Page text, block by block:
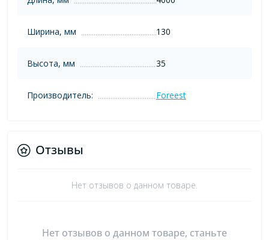
Ширина, мм 130
Высота, мм 35
Производитель: Foreest
Отзывы
Нет отзывов о данном товаре.
Нет отзывов о данном товаре, станьте